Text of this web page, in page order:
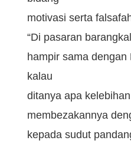
motivasi serta
“Di pasaran
hampir sama dengan
kalau
ditanya apa
membezakannya
kepada sudut